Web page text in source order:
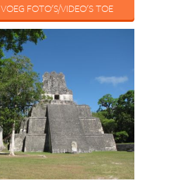
VOEG FOTO'S/VIDEO'S TOE